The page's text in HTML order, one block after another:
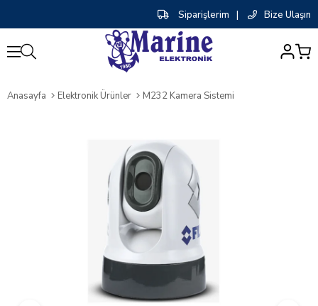
Siparişlerim | Bize Ulaşın
Anasayfa Elektronik Ürünler M232 Kamera Sistemi